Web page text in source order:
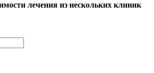
лечения из нескольких клиник